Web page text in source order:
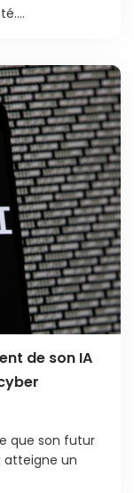
de son IA
que son futur
atteigne un